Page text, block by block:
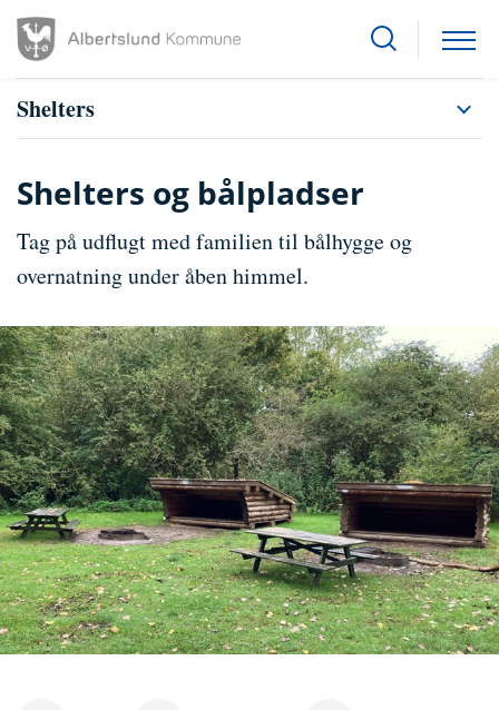
Shelters
Shelters og bålpladser
Tag på udflugt med familien til bålhygge og
overnatning under åben himmel.